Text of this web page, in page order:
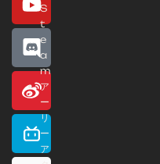
S
t
e
a
m
ア
ー
リ
ー
ア